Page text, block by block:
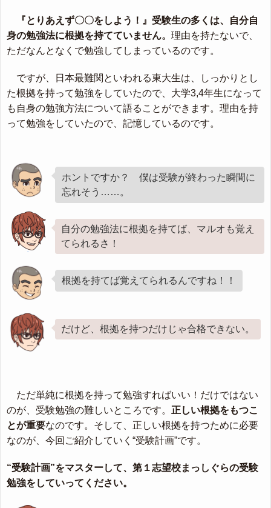
『とりあえず〇〇をしよう！』受験生の多くは、自分自
身の勉強法に根拠を持てていません。 理由を持たないで、
ただなんとなくで勉強してしまっているのです。
ですが、日本最難関といわれる東大生は、しっかりとし
た根拠を持って勉強をしていたので、大学3,4年生になって
も自身の勉強方法について語ることができます。理由を持
って勉強をしていたので、記憶しているのです。
ホントですか？ 僕は受験が終わった瞬間に
忘れそう……。
自分の勉強法に根拠を持てば、マルオも覚え
てられるさ！
根拠を持てば覚えてられるんですね！！
だけど、根拠を持つだけじゃ合格できない。
ただ単純に根拠を持って勉強すればいい！だけではない
のが、受験勉強の難しいところです。 正しい根拠をもつこ
とが重要なのです。そして、正しい根拠を持つために必要
なのが、今回ご紹介していく“受験計画”です。
“受験計画”をマスターして、第１志望校まっしぐらの受験
勉強をしていってください。